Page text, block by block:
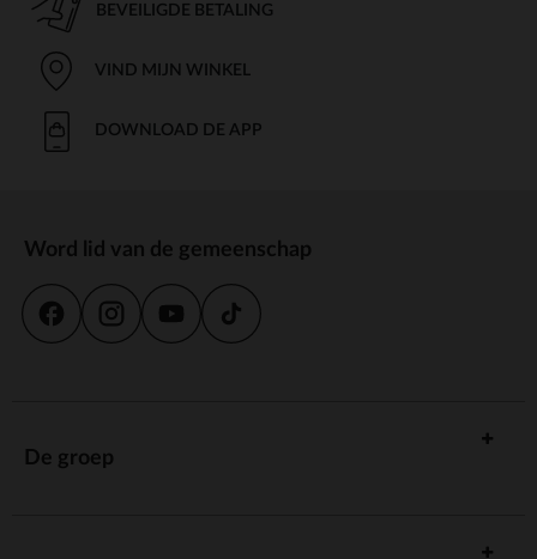
BEVEILIGDE BETALING
VIND MIJN WINKEL
DOWNLOAD DE APP
Word lid van de gemeenschap
De groep